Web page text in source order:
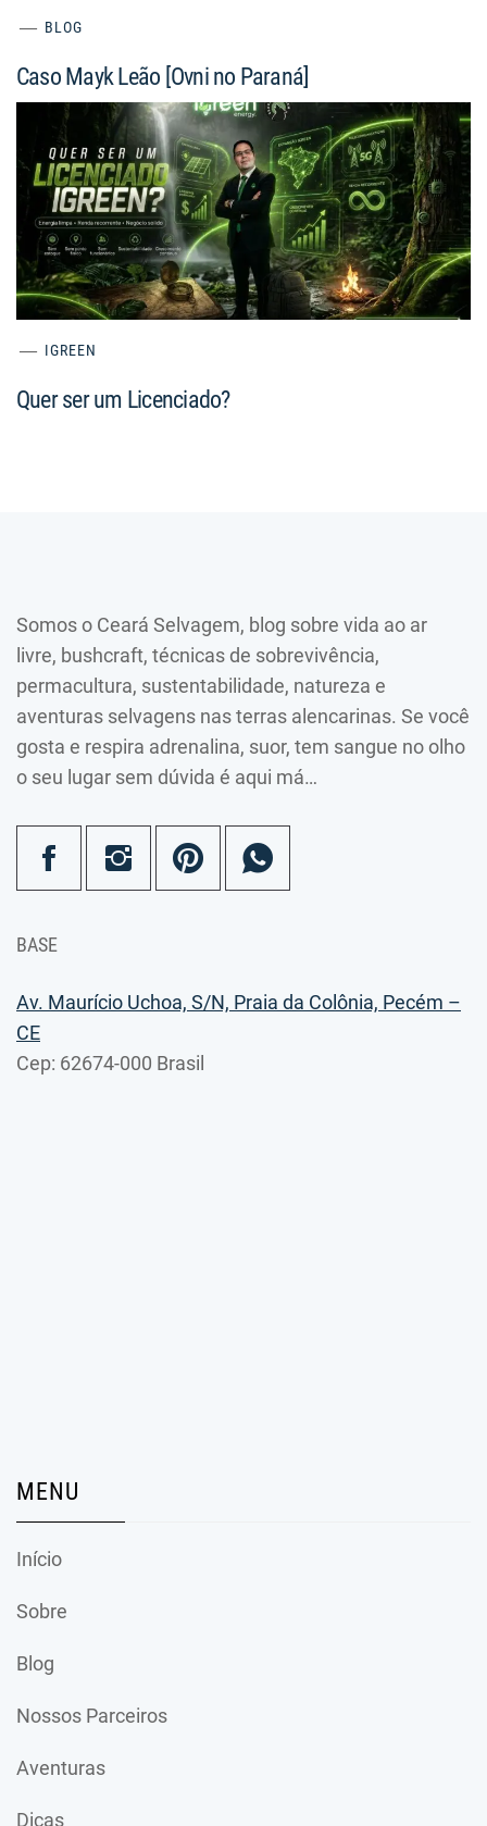
BLOG
Caso Mayk Leão [Ovni no Paraná]
IGREEN
Quer ser um Licenciado?
Somos o Ceará Selvagem, blog sobre vida ao ar
livre, bushcraft, técnicas de sobrevivência,
permacultura, sustentabilidade, natureza e
aventuras selvagens nas terras alencarinas. Se você
gosta e respira adrenalina, suor, tem sangue no olho
o seu lugar sem dúvida é aqui má…
BASE
Av. Maurício Uchoa, S/N, Praia da Colônia, Pecém –
CE
Cep: 62674-000 Brasil
MENU
Início
Sobre
Blog
Nossos Parceiros
Aventuras
Dicas